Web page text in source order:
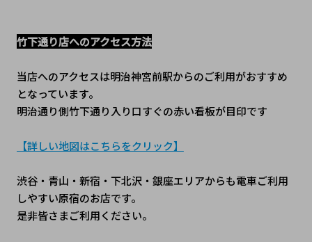
竹下通り店へのアクセス方法
当店へのアクセスは明治神宮前駅からのご利用がおすすめ
となっています。
明治通り側竹下通り入り口すぐの赤い看板が目印です
【詳しい地図はこちらをクリック】
渋谷・青山・新宿・下北沢・銀座エリアからも電車ご利用
しやすい原宿のお店です。
是非皆さまご利用ください。